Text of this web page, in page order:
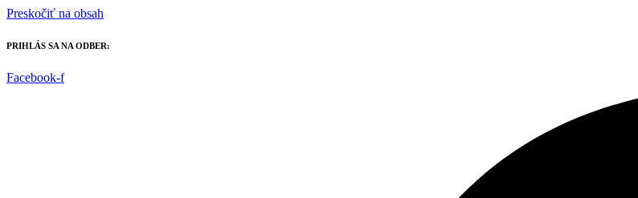
Preskočiť na obsah
PRIHLÁS SA NA ODBER:
Facebook-f